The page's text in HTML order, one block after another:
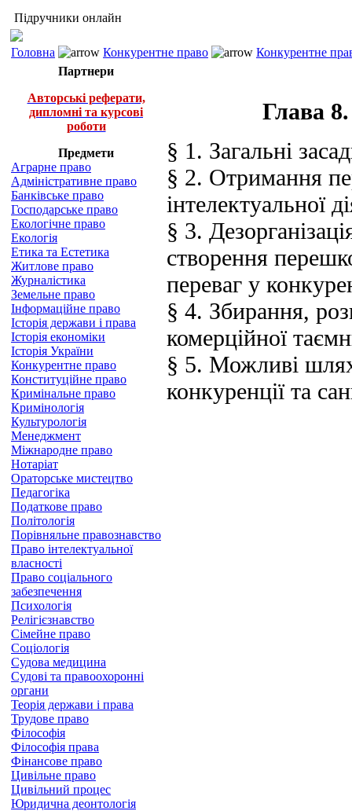
Підручники онлайн
Головна Конкурентне право
Конкурентне
Партнери
Авторські реферати,
дипломні та курсові
роботи
Предмети
Аграрне право
Адміністративне право
Банківське право
Господарське право
Екологічне право
Екологія
Етика та Естетика
Житлове право
Журналістика
Земельне право
Інформаційне право
Історія держави і права
Історія економіки
Історія України
Конкурентне право
Конституційне право
Кримінальне право
Кримінологія
Культурологія
Менеджмент
Міжнародне право
Нотаріат
Ораторське мистецтво
Педагогіка
Податкове право
Політологія
Порівняльне правознавство
Право інтелектуальної
власності
Право соціального
забезпечення
Психологія
Релігієзнавство
Сімейне право
Соціологія
Судова медицина
Судові та правоохоронні
органи
Теорія держави і права
Трудове право
Філософія
Філософія права
Фінансове право
Цивільне право
Цивільний процес
Юридична деонтологія
Глава
§ 1. Загальні
§ 2. Отримання
інтелектуальної
§ 3.
створення
переваг у
§ 4. Збирання,
комерційної
§ 5. Можливі
конкуренції та